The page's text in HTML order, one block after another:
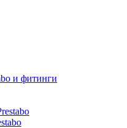
и фитинги